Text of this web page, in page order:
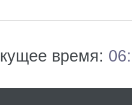
время: